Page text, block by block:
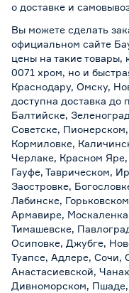
о доставке и
Вы можете сделать
официальном сайте
цены на такие товары,
0071 хром, но и
Краснодару, Омску,
доступна доставка до
Балтийске,
Советске,
Кормиловке,
Черлаке, Красном
Гауфе, Таврическом,
Заостровке,
Лабинске,
Армавире,
Тимашевске,
Осиповке, Джубге,
Туапсе, Адлере, Сочи,
Анастасиевской,
Дивноморском,